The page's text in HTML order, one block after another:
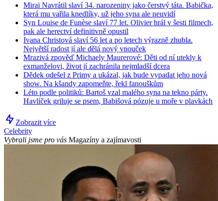
Mirai Navrátil slaví 34. narozeniny jako čerstvý táta. Babička,
která mu vařila knedlíky, už jeho syna ale neuvidí
Syn Louise de Funèse slaví 77 let. Olivier hrál v šesti filmech,
pak ale herectví definitivně opustil
Ivana Christová slaví 56 let a po letech výrazně zhubla.
Největší radost jí ale dělá nový vnouček
Mrazivá zpověď Michaely Maurerové: Děti od ní utekly k
exmanželovi, život jí zachránila nejmladší dcera
Dědek odešel z Primy a ukázal, jak bude vypadat jeho nová
show. Na kšandy zapomeňte, řekl fanouškům
Léto podle politiků: Bartoš vzal malého syna na tekno párty.
Havlíček griluje se psem, Babišová pózuje u moře v plavkách
Zobrazit více
Celebrity
Vybrali jsme pro vás Magazíny a zajímavosti